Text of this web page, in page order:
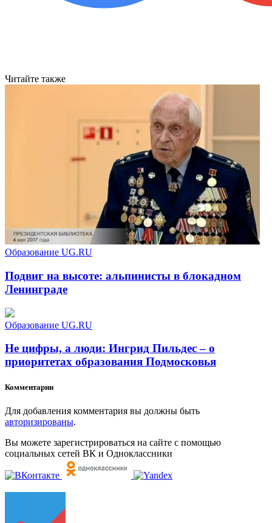
Читайте также
Образование UG.RU
Подвиг на высоте: альпинисты в блокадном
Ленинграде
Образование UG.RU
Не цифры, а люди: Ингрид Пильдес – о
приоритетах образования Подмосковья
Комментарии
Для добавления комментария вы должны быть
авторизированы.
Вы можете зарегистрироваться на сайте с помощью
социальных сетей ВК и Одноклассники